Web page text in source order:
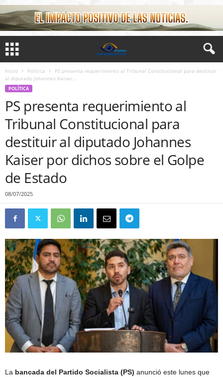
Inicio Política
PS presenta requerimiento al Tribunal Constitucional para destituir
al diputado Johannes Kaiser...
POLÍTICA
PS presenta requerimiento al
Tribunal Constitucional para
destituir al diputado Johannes
Kaiser por dichos sobre el Golpe
de Estado
08/07/2025
La bancada del Partido Socialista (PS) anunció este lunes que